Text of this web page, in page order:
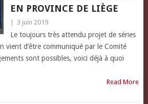
EN PROVINCE DE LIÈGE
3 juin 2019
Le toujours très attendu projet de séries
vient d’être communiqué par le Comité
sont possibles, voici déjà à quoi
Read More